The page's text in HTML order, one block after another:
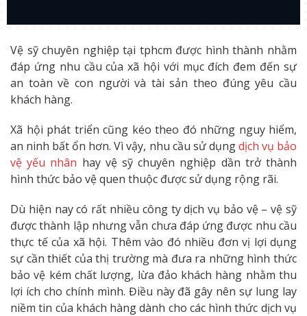
Vệ sỹ chuyên nghiệp tại tphcm được hình thành nhằm
đáp ứng nhu cầu của xã hội với mục đích đem đến sự
an toàn về con người và tài sản theo đúng yêu cầu
khách hàng.
Xã hội phát triển cũng kéo theo đó những nguy hiểm,
an ninh bất ổn hơn. Vì vậy, nhu cầu sử dụngdịch vụ bảo
vệ yếu nhân hay vệ sỹ chuyên nghiệp dần trở thành
hình thức bảo vệ quen thuộc được sử dụng rộng rãi.
Dù hiện nay có rất nhiều công ty dịch vụ bảo vệ – vệ sỹ
được thành lập nhưng vẫn chưa đáp ứng được nhu cầu
thực tế của xã hội. Thêm vào đó nhiều đơn vị lợi dụng
sự cần thiết của thị trường mà đưa ra những hình thức
bảo vệ kém chất lượng, lừa đảo khách hàng nhằm thu
lợi ích cho chính mình. Điều này đã gây nên sự lung lay
niềm tin của khách hàng dành cho các hình thức dịch vụ